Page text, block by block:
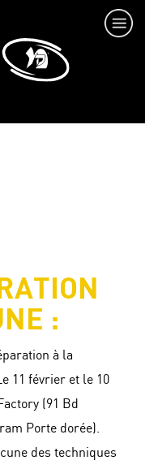
:
à la
11 février et le 10
(91 Bd
Porte dorée).
des techniques